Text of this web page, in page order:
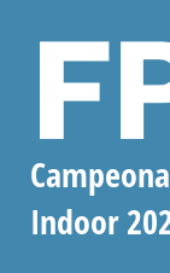
Indoor